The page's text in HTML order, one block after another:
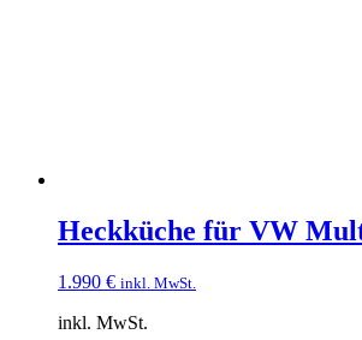
Heckküche für VW
1.990 € inkl. MwSt.
inkl. MwSt.